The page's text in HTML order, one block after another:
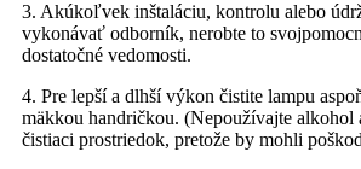
3. Akúkoľvek inštaláciu, kontrolu alebo
vykonávať odborník, nerobte to
dostatočné vedomosti.
4. Pre lepší a dlhší výkon čistite lampu
mäkkou handričkou. (Nepoužívajte alkohol
čistiaci prostriedok, pretože by mohli